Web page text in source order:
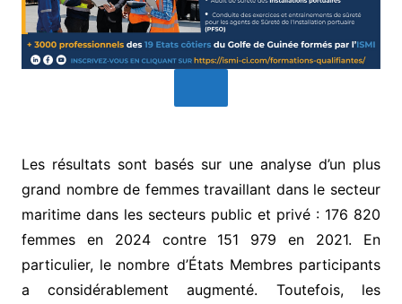
Les résultats sont basés sur une analyse d’un plus
grand nombre de femmes travaillant dans le secteur
maritime dans les secteurs public et privé : 176 820
femmes en 2024 contre 151 979 en 2021. En
particulier, le nombre d’États Membres participants
a considérablement augmenté. Toutefois, les